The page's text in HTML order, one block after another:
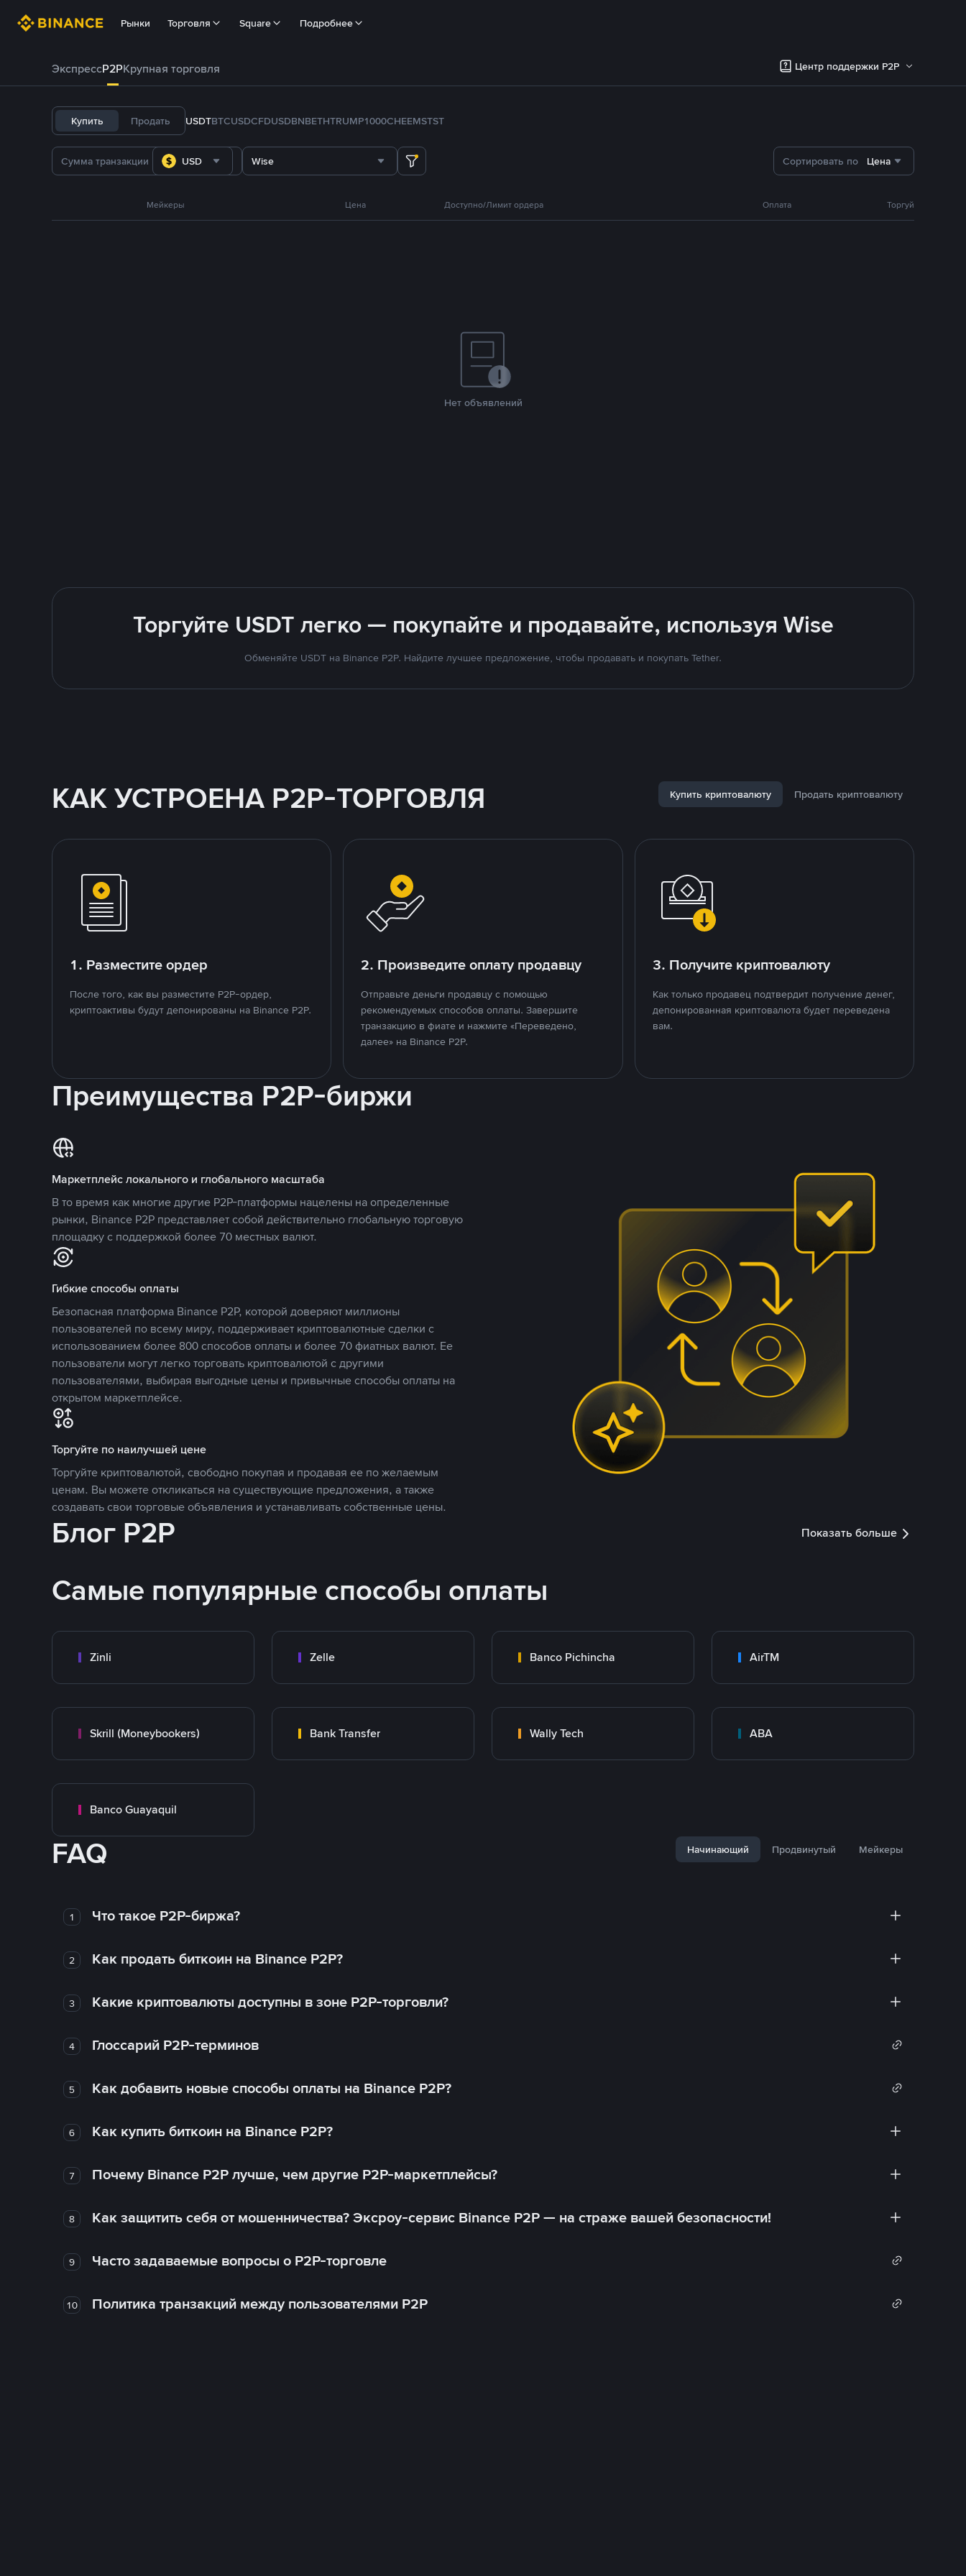
Рынки Торговля Square Подробнее
ЭкспрессP2PКрупная торговля Центр поддержки P2P
Купить Продать USDTBTCUSDCFDUSDBNBETHTRUMP1000CHEEMSTST
USD Wise Сортировать по Цена
Мейкеры Цена Доступно/Лимит ордера Оплата Торгуй
Нет объявлений
Торгуйте USDT легко — покупайте и продавайте, используя Wise
Обменяйте USDT на Binance P2P. Найдите лучшее предложение, чтобы продавать и покупать Tether.
КАК УСТРОЕНА P2P-ТОРГОВЛЯ Купить криптовалюту Продать криптовалюту
1. Разместите ордер
После того, как вы разместите P2P-ордер,
криптоактивы будут депонированы на Binance P2P.
2. Произведите оплату продавцу
Отправьте деньги продавцу с помощью
рекомендуемых способов оплаты. Завершите
транзакцию в фиате и нажмите «Переведено,
далее» на Binance P2P.
3. Получите криптовалюту
Как только продавец подтвердит получение денег,
депонированная криптовалюта будет переведена
вам.
Преимущества P2P-биржи
Маркетплейс локального и глобального масштаба
В то время как многие другие P2P-платформы нацелены на определенные
рынки, Binance P2P представляет собой действительно глобальную торговую
площадку с поддержкой более 70 местных валют.
Гибкие способы оплаты
Безопасная платформа Binance P2P, которой доверяют миллионы
пользователей по всему миру, поддерживает криптовалютные сделки с
использованием более 800 способов оплаты и более 70 фиатных валют. Ее
пользователи могут легко торговать криптовалютой с другими
пользователями, выбирая выгодные цены и привычные способы оплаты на
открытом маркетплейсе.
Торгуйте по наилучшей цене
Торгуйте криптовалютой, свободно покупая и продавая ее по желаемым
ценам. Вы можете откликаться на существующие предложения, а также
создавать свои торговые объявления и устанавливать собственные цены.
Блог P2P Показать больше
Самые популярные способы оплаты
Zinli Zelle Banco Pichincha AirTM
Skrill (Moneybookers) Bank Transfer Wally Tech ABA
Banco Guayaquil
FAQ Начинающий Продвинутый Мейкеры
1 Что такое P2P-биржа?
2 Как продать биткоин на Binance P2P?
3 Какие криптовалюты доступны в зоне P2P-торговли?
4 Глоссарий P2P-терминов
5 Как добавить новые способы оплаты на Binance P2P?
6 Как купить биткоин на Binance P2P?
7 Почему Binance P2P лучше, чем другие P2P-маркетплейсы?
8 Как защитить себя от мошенничества? Эксроу-сервис Binance P2P — на страже вашей безопасности!
9 Часто задаваемые вопросы о P2P-торговле
10 Политика транзакций между пользователями P2P